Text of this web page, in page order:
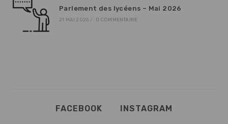
Parlement des lycéens – Mai 2026
21 MAI 2026 / 0 COMMENTAIRE
FACEBOOK INSTAGRAM